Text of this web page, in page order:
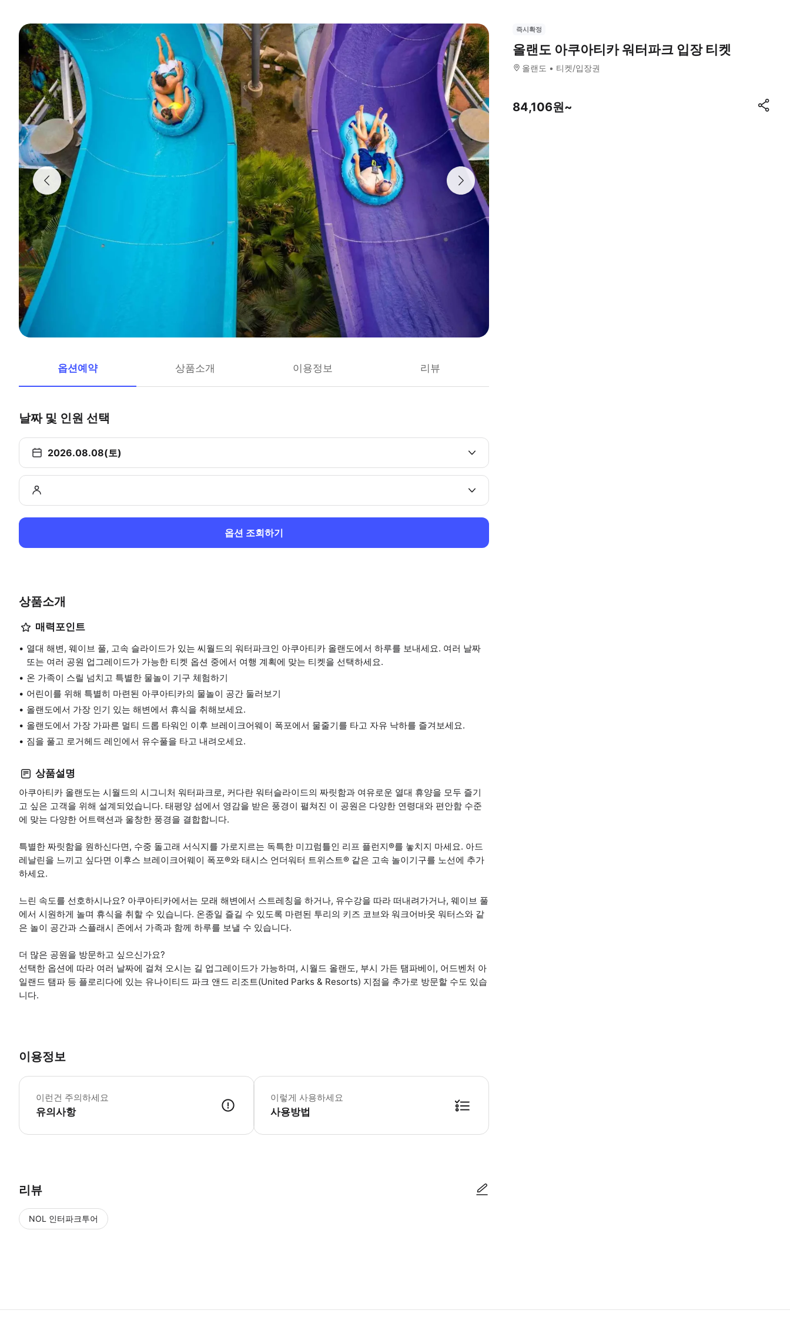
옵션예약 상품소개 이용정보 리뷰
날짜 및 인원 선택
2026.08.08(토)
옵션 조회하기
상품소개
매력포인트
열대 해변, 웨이브 풀, 고속 슬라이드가 있는 씨월드의 워터파크인 아쿠아티카 올랜도에서 하루를 보내세요. 여러 날짜
또는 여러 공원 업그레이드가 가능한 티켓 옵션 중에서 여행 계획에 맞는 티켓을 선택하세요.
온 가족이 스릴 넘치고 특별한 물놀이 기구 체험하기
어린이를 위해 특별히 마련된 아쿠아티카의 물놀이 공간 둘러보기
올랜도에서 가장 인기 있는 해변에서 휴식을 취해보세요.
올랜도에서 가장 가파른 멀티 드롭 타워인 이후 브레이크어웨이 폭포에서 물줄기를 타고 자유 낙하를 즐겨보세요.
짐을 풀고 로거헤드 레인에서 유수풀을 타고 내려오세요.
상품설명
아쿠아티카 올랜도는 시월드의 시그니처 워터파크로, 커다란 워터슬라이드의 짜릿함과 여유로운 열대 휴양을 모두 즐기
고 싶은 고객을 위해 설계되었습니다. 태평양 섬에서 영감을 받은 풍경이 펼쳐진 이 공원은 다양한 연령대와 편안함 수준
에 맞는 다양한 어트랙션과 울창한 풍경을 결합합니다.
특별한 짜릿함을 원하신다면, 수중 돌고래 서식지를 가로지르는 독특한 미끄럼틀인 리프 플런지®를 놓치지 마세요. 아드
레날린을 느끼고 싶다면 이후스 브레이크어웨이 폭포®와 태시스 언더워터 트위스트® 같은 고속 놀이기구를 노선에 추가
하세요.
느린 속도를 선호하시나요? 아쿠아티카에서는 모래 해변에서 스트레칭을 하거나, 유수강을 따라 떠내려가거나, 웨이브 풀
에서 시원하게 놀며 휴식을 취할 수 있습니다. 온종일 즐길 수 있도록 마련된 투리의 키즈 코브와 워크어바웃 워터스와 같
은 놀이 공간과 스플래시 존에서 가족과 함께 하루를 보낼 수 있습니다.
더 많은 공원을 방문하고 싶으신가요?
선택한 옵션에 따라 여러 날짜에 걸쳐 오시는 길 업그레이드가 가능하며, 시월드 올랜도, 부시 가든 탬파베이, 어드벤처 아
일랜드 탬파 등 플로리다에 있는 유나이티드 파크 앤드 리조트(United Parks & Resorts) 지점을 추가로 방문할 수도 있습
니다.
이용정보
이런건 주의하세요
유의사항
• 현금 없는 리조트: 모든 유나이티드 파크 & 리조트 지점은 현금 결제가 불가능합니다. 신용카드/체크카드와 모바일 결제(예: Apple Pay 또는 Google
이렇게 사용하세요
사용방법
리뷰
NOL 인터파크투어
즉시확정
올랜도 아쿠아티카 워터파크 입장 티켓
올랜도 티켓/입장권
84,106원~